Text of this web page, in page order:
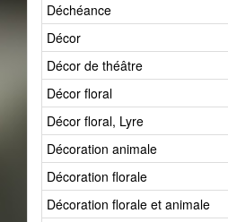
Déchéance
Décor
Décor de théâtre
Décor floral
Décor floral, Lyre
Décoration animale
Décoration florale
Décoration florale et animale